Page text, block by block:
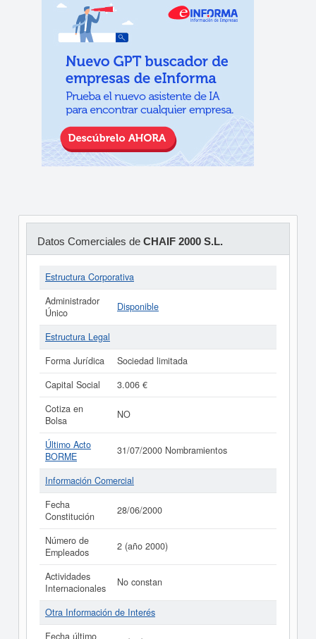
Datos Comerciales de CHAIF 2000 S.L.
Estructura Corporativa
Administrador
Único
Disponible
Estructura Legal
Forma Jurídica
Sociedad limitada
Capital Social
3.006 €
Cotiza en
Bolsa
NO
Último Acto
BORME
31/07/2000 Nombramientos
Información Comercial
Fecha
Constitución
28/06/2000
Número de
Empleados
2 (año 2000)
Actividades
Internacionales
No constan
Otra Información de Interés
Fecha último